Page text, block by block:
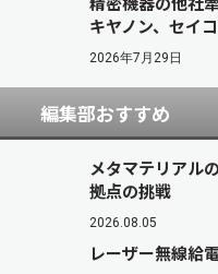
キヤノン、セイ
2026年7月29日
編集部おすすめ
メタマテリアル
拠点の挑戦
2026.08.05
レーザー無線給